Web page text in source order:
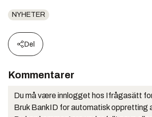
NYHETER
Del
Kommentarer
Du må være innlogget hos Ifrågasätt
Bruk BankID for automatisk oppretting